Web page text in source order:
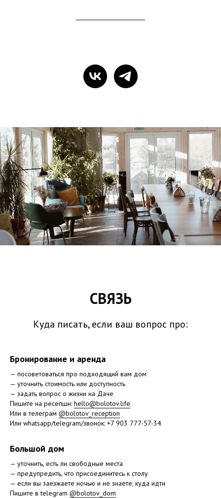
СВЯЗЬ
Куда писать, если ваш вопрос про:
Бронирование и аренда
— посоветоваться про подходящий вам дом
— уточнить стоимость или доступность
— задать вопрос о жизни на Даче
Пишите на ресепшн: hello@bolotov.life
Или в телеграм @bolotov_reception
Или whatsapp/telegram/звонок: +7 903 777-57-34
Большой дом
— уточнить, есть ли свободные места
— предупредить, что присоединитесь к столу
— если вы заезжаете ночью и не знаете, куда идти
Пишите в telegram @bolotov_dom